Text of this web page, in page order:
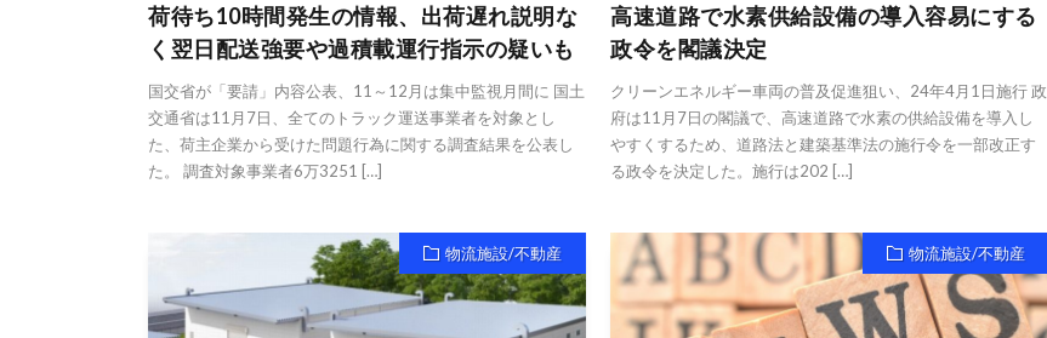
荷待ち10時間発生の情報、出荷遅れ説明な
く翌日配送強要や過積載運行指示の疑いも
国交省が「要請」内容公表、11～12月は集中監視月間に 国土
交通省は11月7日、全てのトラック運送事業者を対象とし
た、荷主企業から受けた問題行為に関する調査結果を公表し
た。 調査対象事業者6万3251 […]
高速道路で水素供給設備の導入容易にする
政令を閣議決定
クリーンエネルギー車両の普及促進狙い、24年4月1日施行 政
府は11月7日の閣議で、高速道路で水素の供給設備を導入し
やすくするため、道路法と建築基準法の施行令を一部改正す
る政令を決定した。施行は202 […]
物流施設/不動産 物流施設/不動産